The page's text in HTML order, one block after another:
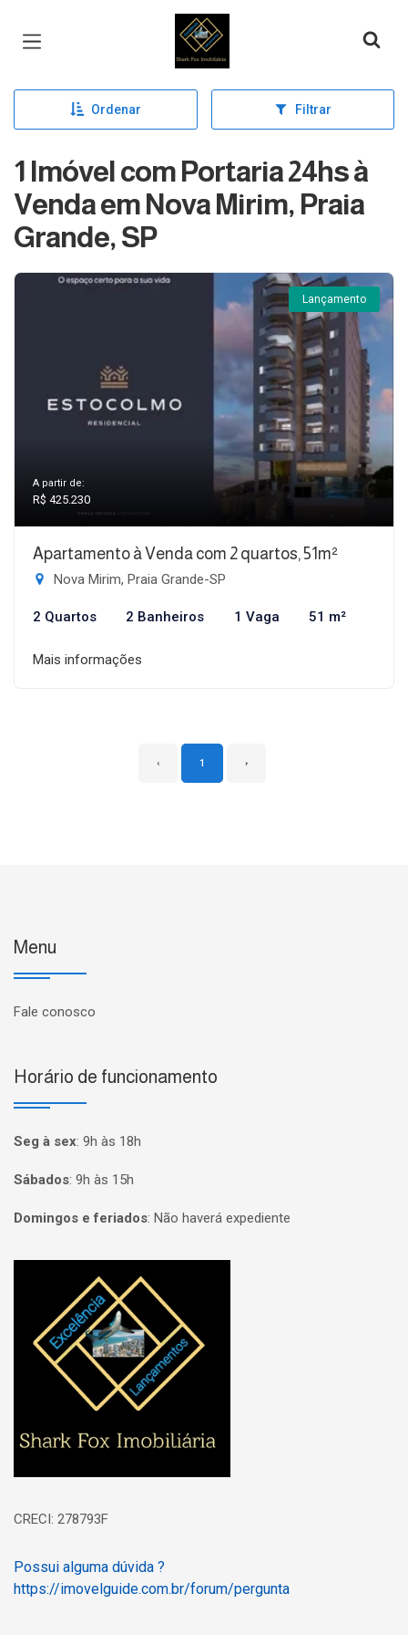
Página inicial
Ordenar Filtrar
1 Imóvel com Portaria 24hs à
Venda em Nova Mirim, Praia
Grande, SP
Lançamento
A partir de:
R$ 425.230
Apartamento à Venda com 2 quartos, 51m²
Nova Mirim, Praia Grande-SP
2 Quartos 2 Banheiros 1 Vaga 51 m²
Mais informações
‹ 1 ›
Menu
Fale conosco
Horário de funcionamento
Seg à sex: 9h às 18h
Sábados: 9h às 15h
Domingos e feriados: Não haverá expediente
Página inicial
CRECI: 278793F
Possui alguma dúvida ?
https://imovelguide.com.br/forum/pergunta